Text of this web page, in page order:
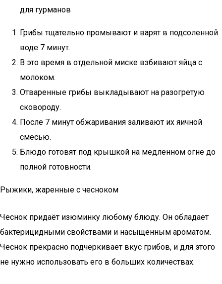
для гурманов
Грибы тщательно промывают и варят в подсоленной
воде 7 минут.
В это время в отдельной миске взбивают яйца с
молоком.
Отваренные грибы выкладывают на разогретую
сковороду.
После 7 минут обжаривания заливают их яичной
смесью.
Блюдо готовят под крышкой на медленном огне до
полной готовности.
Рыжики, жаренные с чесноком
Чеснок придаёт изюминку любому блюду. Он обладает
бактерицидными свойствами и насыщенным ароматом.
Чеснок прекрасно подчеркивает вкус грибов, и для этого
не нужно использовать его в больших количествах.